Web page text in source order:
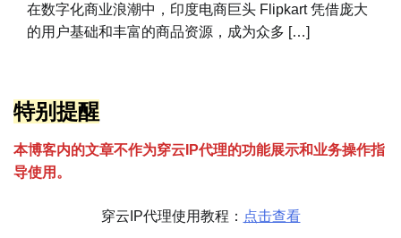
在数字化商业浪潮中，印度电商巨头 Flipkart 凭借庞大
的用户基础和丰富的商品资源，成为众多 […]
特别提醒
本博客内的文章不作为穿云 P代理的功能展示和业务操作指
导使用。
穿云IP代理使用教程： 点击查看